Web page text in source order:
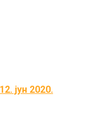
јун 2020.